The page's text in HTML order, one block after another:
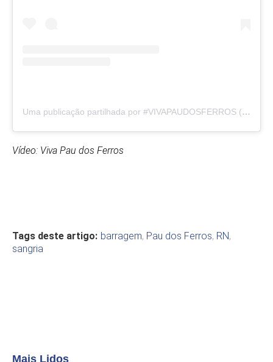
Uma publicação partilhada por #VIVAPAUDOSFERROS (@vivapaudosferros)
Vídeo: Viva Pau dos Ferros
Tags deste artigo: barragem, Pau dos Ferros, RN,
sangria
Mais Lidos